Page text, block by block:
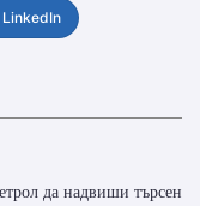
LinkedIn
да надвиши търсен